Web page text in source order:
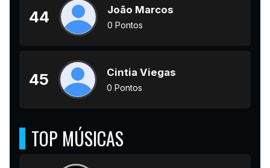
44 João Marcos
0 Pontos
45 Cintia Viegas
0 Pontos
TOP MÚSICAS